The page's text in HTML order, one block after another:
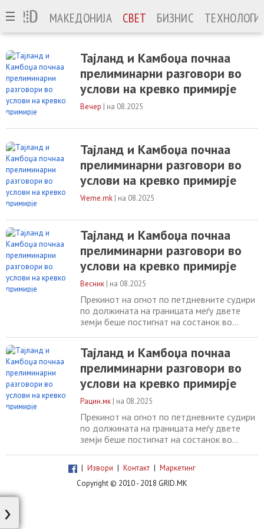
МАКЕДОНИЈА СВЕТ БИЗНИС
Тајланд и Камбоџа почнаа
прелиминарни разговори во
услови на кревко примирје
Вечер | на 08.2025
Тајланд и Камбоџа почнаа
прелиминарни разговори во
услови на кревко примирје
Vreme.mk | на 08.2025
Тајланд и Камбоџа почнаа
прелиминарни разговори во
услови на кревко примирје
Весник | на 08.2025
Прекинот на огнот по петдневните судири
по должината на границата меѓу двете
земји беше постигнат на состанок во
Кина. Најтешките борби меѓу
јужноазиските соседи за повеќе од една
деценија вклучуваа размена на
артилериски оган и напади со борбени
авиони, во кои загинаа 43 лица
Тајланд и Камбоџа почнаа
прелиминарни разговори во
услови на кревко примирје
Рацин.мк | на 08.2025
Прекинот на огнот по петдневните судири
по должината на границата меѓу двете
земји беше постигнат на состанок во
посредуван од САД и надгледуван од
Кина. Најтешките борби меѓу
јужноазиските соседи за повеќе од една
| Извори | Контакт | Маркетинг
Copyright © 2010 - 2018 GRID.MK
›